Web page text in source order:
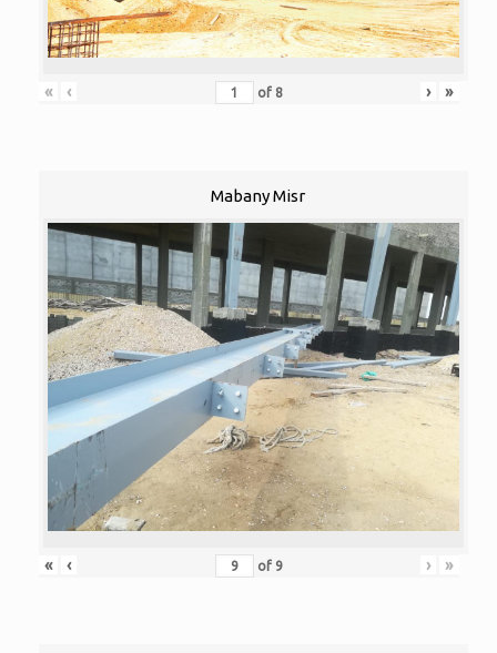
« ‹ of 8 › »
Mabany Misr
« ‹ of 9 › »